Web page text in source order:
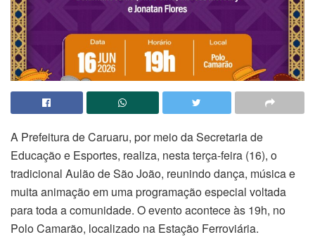
A Prefeitura de Caruaru, por meio da Secretaria de
Educação e Esportes, realiza, nesta terça-feira (16), o
tradicional Aulão de São João, reunindo dança, música e
muita animação em uma programação especial voltada
para toda a comunidade. O evento acontece às 19h, no
Polo Camarão, localizado na Estação Ferroviária.